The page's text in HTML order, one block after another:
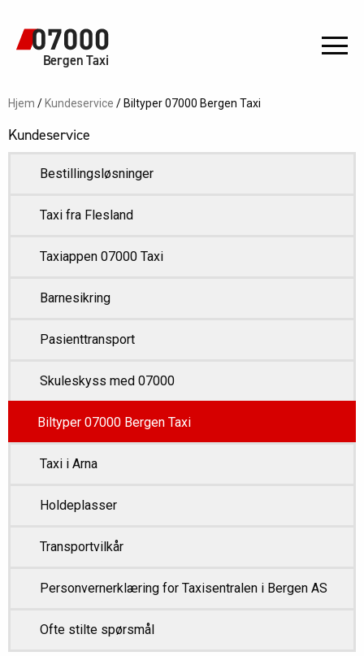
Bergen Taxi
Hjem / Kundeservice / Biltyper 07000 Bergen Taxi
Kundeservice
Bestillingsløsninger
Taxi fra Flesland
Taxiappen 07000 Taxi
Barnesikring
Pasienttransport
Skuleskyss med 07000
Biltyper 07000 Bergen Taxi
Taxi i Arna
Holdeplasser
Transportvilkår
Personvernerklæring for Taxisentralen i Bergen AS
Ofte stilte spørsmål